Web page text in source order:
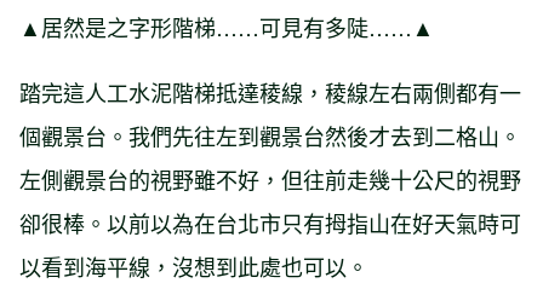
▲居然是之字形階梯……可見有多陡……▲
踏完這人工水泥階梯抵達稜線，稜線左右兩側都有一
個觀景台。我們先往左到觀景台然後才去到二格山。
左側觀景台的視野雖不好，但往前走幾十公尺的視野
卻很棒。以前以為在台北市只有拇指山在好天氣時可
以看到海平線，沒想到此處也可以。